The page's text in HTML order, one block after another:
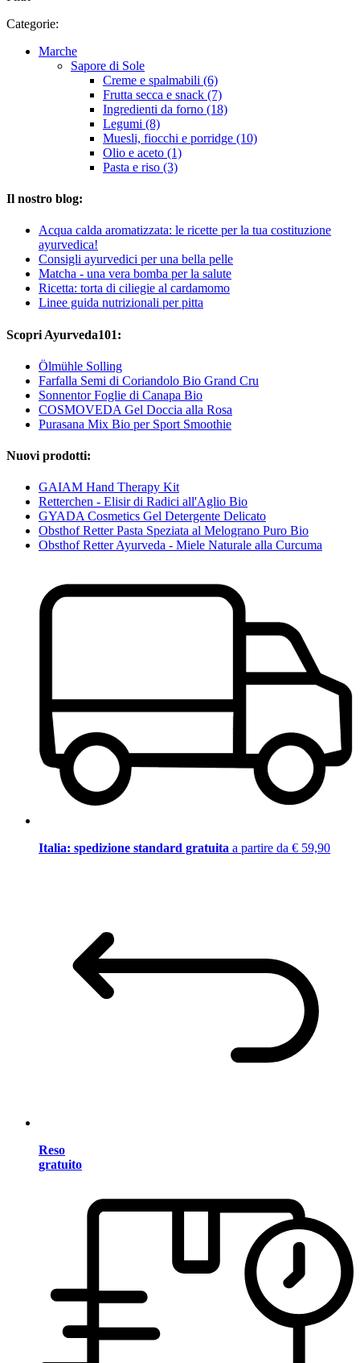
Categorie:
Marche
Sapore di Sole
Creme e spalmabili (6)
Frutta secca e snack (7)
Ingredienti da forno (18)
Legumi (8)
Muesli, fiocchi e porridge (10)
Olio e aceto (1)
Pasta e riso (3)
Il nostro blog:
Acqua calda aromatizzata: le ricette per la tua costituzione
ayurvedica!
Consigli ayurvedici per una bella pelle
Matcha - una vera bomba per la salute
Ricetta: torta di ciliegie al cardamomo
Linee guida nutrizionali per pitta
Scopri Ayurveda101:
Ölmühle Solling
Farfalla Semi di Coriandolo Bio Grand Cru
Sonnentor Foglie di Canapa Bio
COSMOVEDA Gel Doccia alla Rosa
Purasana Mix Bio per Sport Smoothie
Nuovi prodotti:
GAIAM Hand Therapy Kit
Retterchen - Elisir di Radici all'Aglio Bio
GYADA Cosmetics Gel Detergente Delicato
Obsthof Retter Pasta Speziata al Melograno Puro Bio
Obsthof Retter Ayurveda - Miele Naturale alla Curcuma
Italia: spedizione standard gratuita a partire da € 59,90
Reso
gratuito